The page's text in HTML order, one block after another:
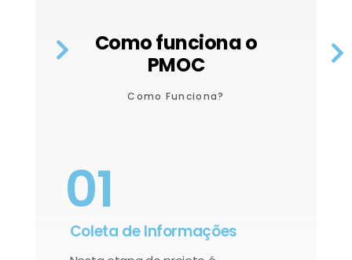
Como funciona o
PMOC
Como Funciona?
01
Coleta de Informações